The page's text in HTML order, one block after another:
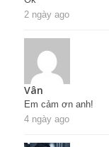
2 ngày ago
Vân
Em cảm ơn anh!
4 ngày ago